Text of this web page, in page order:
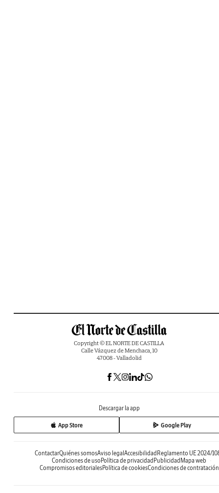
Copyright © EL NORTE DE CASTILLA
Calle Vázquez de Menchaca, 10
47008 - Valladolid
Descargar la app
App Store Google Play
ContactarQuiénes somosAviso legal Accesibilidad Reglamento UE 2024/
Condiciones de uso Política de privacidad Publicidad Mapa web
Compromisos editorialesPolítica de cookiesCondiciones de contratación